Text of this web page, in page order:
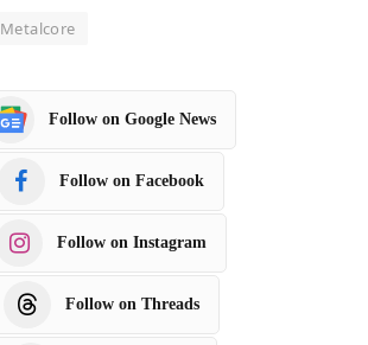
Metalcore
Follow on Google News
Follow on Facebook
Follow on Instagram
Follow on Threads